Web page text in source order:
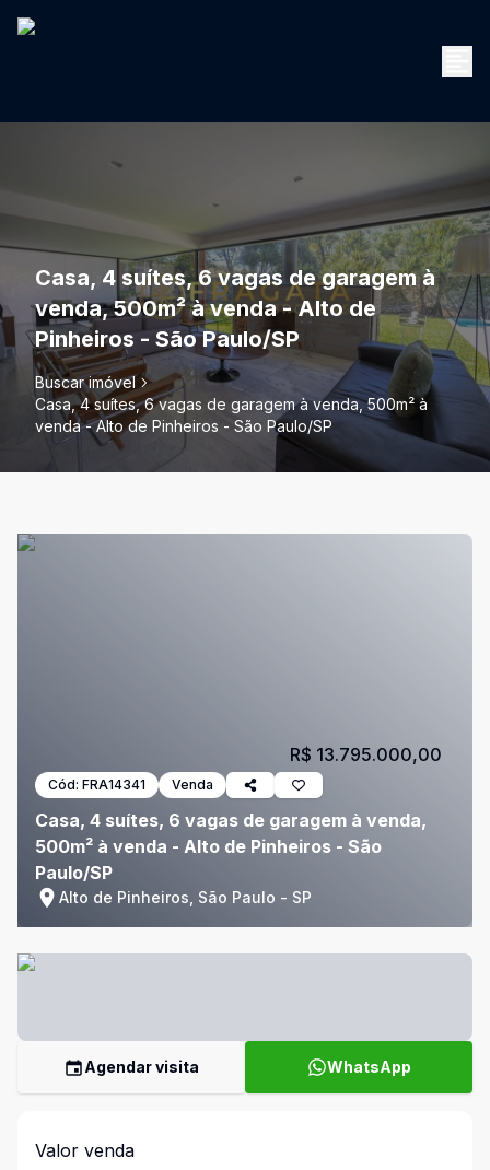
Casa, 4 suítes, 6 vagas de garagem à
venda, 500m² à venda - Alto de
Pinheiros - São Paulo/SP
Buscar imóvel
Casa, 4 suítes, 6 vagas de garagem à venda, 500m² à
venda - Alto de Pinheiros - São Paulo/SP
Cód: FRA14341 Venda
Casa, 4 suítes, 6 vagas de garagem à venda,
500m² à venda - Alto de Pinheiros - São
Paulo/SP
Alto de Pinheiros, São Paulo - SP
R$ 13.795.000,00
Agendar visita WhatsApp
Valor venda